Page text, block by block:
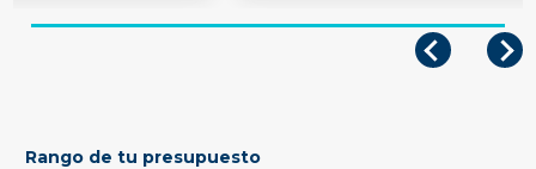
Rango de tu presupuesto